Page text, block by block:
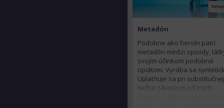
Metadón
Podobne ako heroín patrí
metadón medzi opioidy,
svojím účinkom podobné
opiátom. Vyrába sa
Uplatňuje sa pri substitučnej
liečbe závislosti od iných